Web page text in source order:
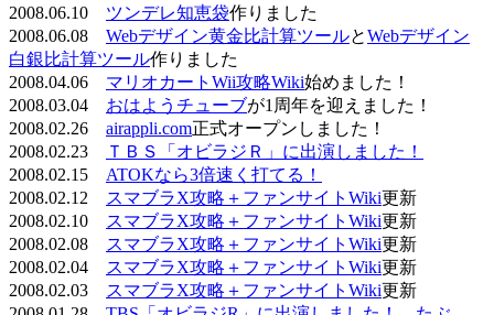
2008.06.10 ツンデレ知恵袋作りました
2008.06.08 Webデザイン黄金比計算ツールとWebデザイン
白銀比計算ツール作りました
2008.04.06 マリオカートWii攻略Wiki始めました！
2008.03.04 おはようチューブが1周年を迎えました！
2008.02.26 airappli.com正式オープンしました！
2008.02.23
ＴＢＳ「オビラジＲ」に出演しました！
2008.02.15 ATOKなら3倍速く打てる！
2008.02.12
スマブラX攻略＋ファンサイトWiki更新
2008.02.10
スマブラX攻略＋ファンサイトWiki更新
2008.02.08
スマブラX攻略＋ファンサイトWiki更新
2008.02.04
スマブラX攻略＋ファンサイトWiki更新
2008.02.03
スマブラX攻略＋ファンサイトWiki更新